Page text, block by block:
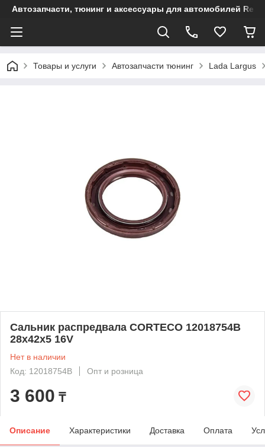
Автозапчасти, тюнинг и аксессуары для автомобилей
Товары и услуги Автозапчасти тюнинг Lada Largus
Сальник распредвала CORTECO 12018754B
28х42х5 16V
Нет в наличии
Код: 12018754B
Опт и розница
3 600 ₸
Описание Характеристики Доставка Оплата